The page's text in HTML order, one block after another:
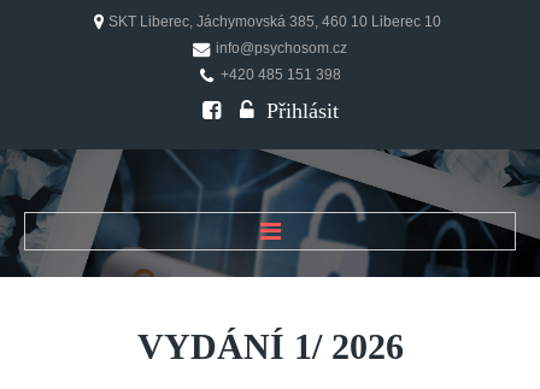
SKT Liberec, Jáchymovská 385, 460 10 Liberec 10
info@psychosom.cz
+420 485 151 398
Přihlásit
ÚVOD
O ČASOPISU
Historie
VYDÁNÍ 1/ 2026